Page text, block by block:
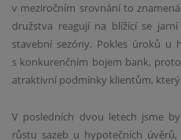
v meziročním srovnání to
družstva reagují na blížící se
stavební sezóny. Pokles úroků u
s konkurenčním bojem bank,
atraktivní podmínky klientům,
V posledních dvou letech jsme
růstu sazeb u hypotečních